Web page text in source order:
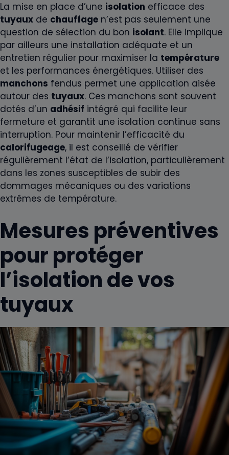
La mise en place d’une isolation efficace des
tuyaux de chauffage n’est pas seulement une
question de sélection du bon isolant. Elle implique
par ailleurs une installation adéquate et un
entretien régulier pour maximiser la température
et les performances énergétiques. Utiliser des
manchons fendus permet une application aisée
autour des tuyaux. Ces manchons sont souvent
dotés d’un adhésif intégré qui facilite leur
fermeture et garantit une isolation continue sans
interruption. Pour maintenir l’efficacité du
calorifugeage, il est conseillé de vérifier
régulièrement l’état de l’isolation, particulièrement
dans les zones susceptibles de subir des
dommages mécaniques ou des variations
extrêmes de température.
Mesures préventives
pour protéger
l’isolation de vos
tuyaux